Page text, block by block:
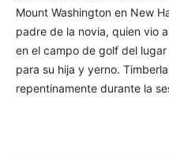
Mount Washington en New
padre de la novia, quien vio
en el campo de golf del
para su hija y yerno.
repentinamente durante la